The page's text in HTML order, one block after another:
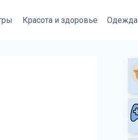
Красота и здоровье Одежда